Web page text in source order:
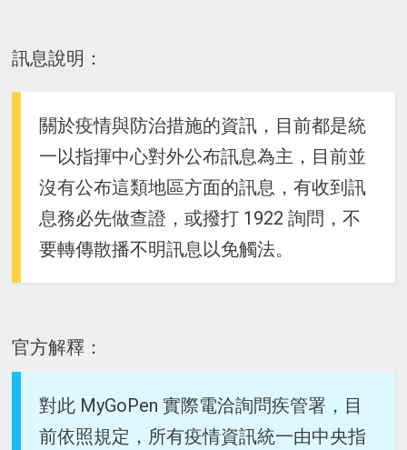
訊息說明：
關於疫情與防治措施的資訊，目前都是統
一以指揮中心對外公布訊息為主，目前並
沒有公布這類地區方面的訊息，有收到訊
息務必先做查證，或撥打 1922 詢問，不
要轉傳散播不明訊息以免觸法。
官方解釋：
對此 MyGoPen 實際電洽詢問疾管署，目
前依照規定，所有疫情資訊統一由中央指